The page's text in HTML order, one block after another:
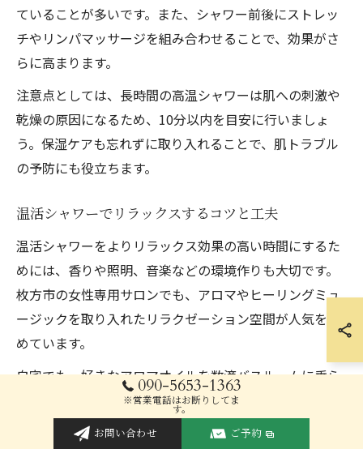
ていることが多いです。また、シャワー前後にストレッ
チやリンパマッサージを組み合わせることで、効果がさ
らに高まります。
注意点としては、長時間の高温シャワーは肌への刺激や
乾燥の原因になるため、10分以内を目安に行いましょ
う。保湿ケアも忘れずに取り入れることで、肌トラブル
の予防にも役立ちます。
温活シャワーでリラックスするコツと工夫
温活シャワーをよりリラックス効果の高い時間にするた
めには、香りや照明、音楽などの環境作りも大切です。
枚方市の女性専用サロンでも、アロマやヒーリングミュ
ージックを取り入れたリラクゼーション空間が人気を集
めています。
自宅でも、好きなアロマオイルを数滴バスルームに垂ら
したり、やわらかな照明に切り替えるだけで、心身とも
に癒されるシャワータイムを演出できます。シャワーの
090-5653-1363
※営業電話はお断りしてま
す。
お問い合わせ ご予約